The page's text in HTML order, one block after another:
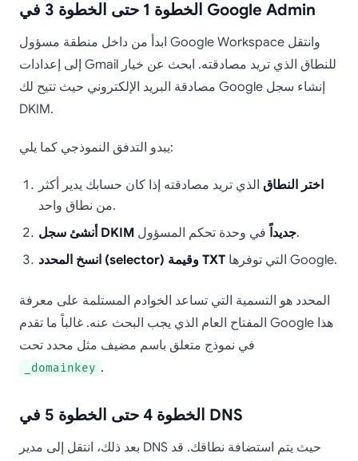
الخطوة 1 حتى الخطوة 3 في Google Admin
ابدأ من داخل منطقة مسؤول Google Workspace وانتقل
إلى إعدادات Gmail للنطاق الذي تريد مصادقته. ابحث عن خيار
مصادقة البريد الإلكتروني حيث تتيح لك Google إنشاء سجل
DKIM.
يبدو التدفق النموذجي كما يلي:
اختر النطاق الذي تريد مصادقته إذا كان حسابك يدير أكثر
من نطاق واحد.
أنشئ سجل DKIM جديداًفي وحدة تحكم المسؤول.
انسخ المحدد (selector) وقيمة TXT
التي توفرها Google.
المحدد هو التسمية التي تساعد الخوادم المستلمة على معرفة
المفتاح العام الذي يجب البحث عنه. غالباً ما تقدم Google هذا
في نموذج متعلق باسم مضيف مثل محدد تحت
_domainkey .
الخطوة 4 حتى الخطوة 5 في DNS
بعد ذلك، انتقل إلى مدير DNS حيث يتم استضافة نطاقك. قد